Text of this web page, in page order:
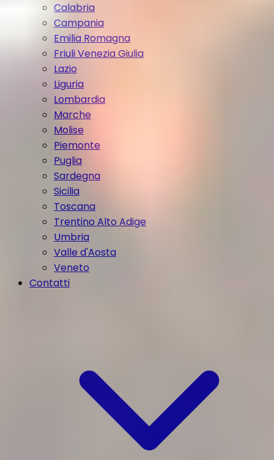
Calabria
Campania
Emilia Romagna
Friuli Venezia Giulia
Lazio
Liguria
Lombardia
Marche
Molise
Piemonte
Puglia
Sardegna
Sicilia
Toscana
Trentino Alto Adige
Umbria
Valle d'Aosta
Veneto
Contatti